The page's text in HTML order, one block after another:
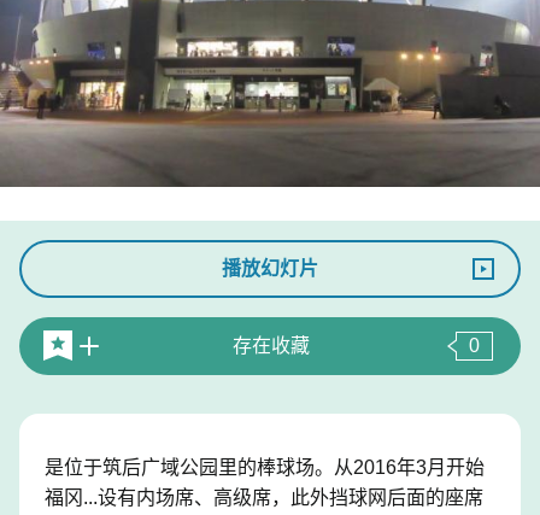
播放幻灯片
存在收藏 0
是位于筑后广域公园里的棒球场。从2016年3月开始
福冈...设有内场席、高级席，此外挡球网后面的座席